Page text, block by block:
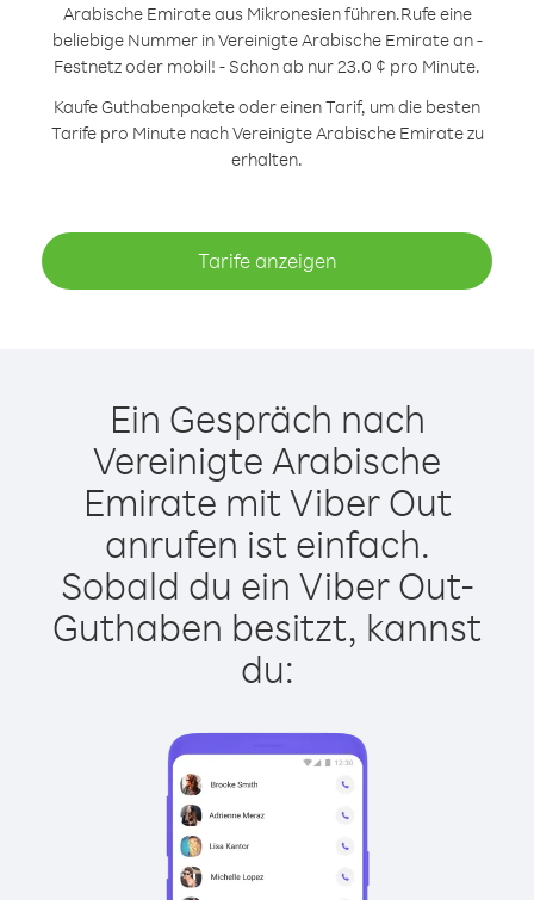
Arabische Emirate aus Mikronesien führen.Rufe eine
beliebige Nummer in Vereinigte Arabische Emirate an -
Festnetz oder mobil! - Schon ab nur 23.0 ¢ pro Minute.
Kaufe Guthabenpakete oder einen Tarif, um die besten
Tarife pro Minute nach Vereinigte Arabische Emirate zu
erhalten.
Tarife anzeigen
Ein Gespräch nach
Vereinigte Arabische
Emirate mit Viber Out
anrufen ist einfach.
Sobald du ein Viber Out-
Guthaben besitzt, kannst
du: